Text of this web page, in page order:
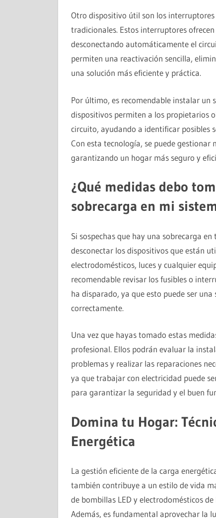
Otro dispositivo útil son los
tradicionales. Estos interruptores
desconectando automáticamente el
permiten una reactivación sencilla,
una solución más eficiente y práctica.
Por último, es recomendable instalar un
dispositivos permiten a los propietarios
circuito, ayudando a identificar posibles
Con esta tecnología, se puede gestionar
garantizando un hogar más seguro y
¿Qué medidas debo
sobrecarga en mi
Si sospechas que hay una sobrecarga
desconectar los dispositivos que están
electrodomésticos, luces y cualquier
recomendable revisar los fusibles o
ha disparado, ya que esto puede ser
correctamente.
Una vez que hayas tomado estas
profesional. Ellos podrán evaluar la
problemas y realizar las reparaciones
ya que trabajar con electricidad puede
para garantizar la seguridad y el buen
Domina tu Hogar:
Energética
La gestión eficiente de la carga
también contribuye a un estilo de vida
de bombillas LED y electrodomésticos
Además, es fundamental aprovechar la